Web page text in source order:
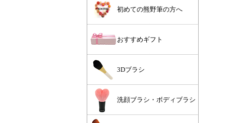
初めての熊野筆の方へ
おすすめギフト
3Dブラシ
洗顔ブラシ・ボディブラシ